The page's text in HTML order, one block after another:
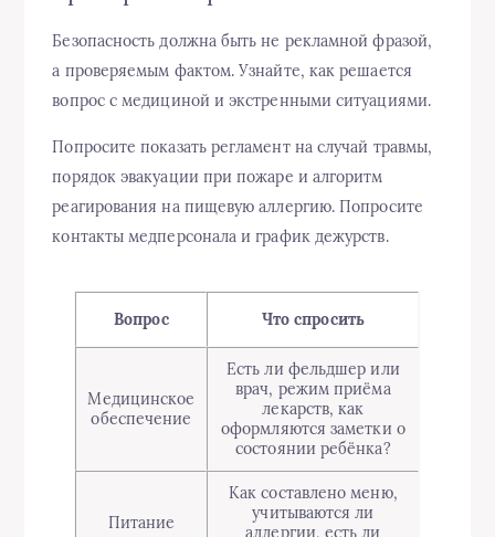
Безопасность должна быть не рекламной фразой,
а проверяемым фактом. Узнайте, как решается
вопрос с медициной и экстренными ситуациями.
Попросите показать регламент на случай травмы,
порядок эвакуации при пожаре и алгоритм
реагирования на пищевую аллергию. Попросите
контакты медперсонала и график дежурств.
Вопрос Что спросить
Медицинское
обеспечение
Есть ли фельдшер или
врач, режим приёма
лекарств, как
оформляются заметки о
состоянии ребёнка?
Питание
Как составлено меню,
учитываются ли
аллергии, есть ли